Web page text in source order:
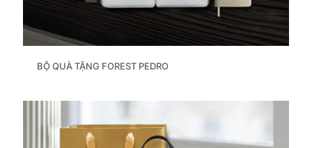
BỘ QUÀ TẶNG FOREST PEDRO